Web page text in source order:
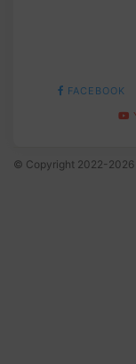
FACEBOOK
© Copyright 2022-2026